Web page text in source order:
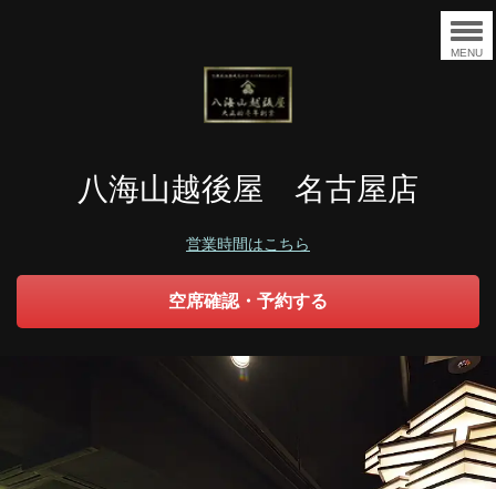
MENU
八海山越後屋 名古屋店
営業時間はこちら
空席確認・予約する